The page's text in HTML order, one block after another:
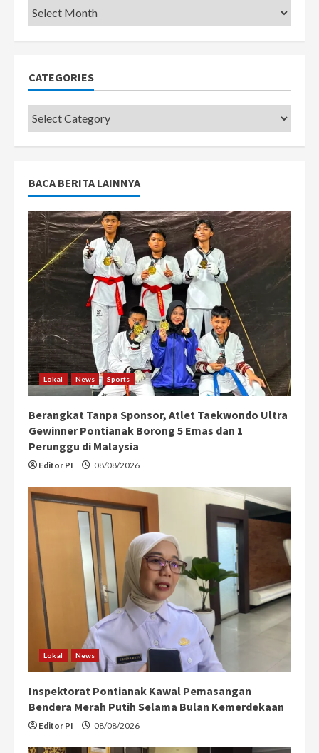
Pemkot
CATEGORIES
Categories
BACA BERITA LAINNYA
Lokal News Sports
Berangkat Tanpa Sponsor, Atlet Taekwondo Ultra
Gewinner Pontianak Borong 5 Emas dan 1
Perunggu di Malaysia
Editor PI 08/08/2026
Lokal News
Inspektorat Pontianak Kawal Pemasangan
Bendera Merah Putih Selama Bulan Kemerdekaan
Editor PI 08/08/2026